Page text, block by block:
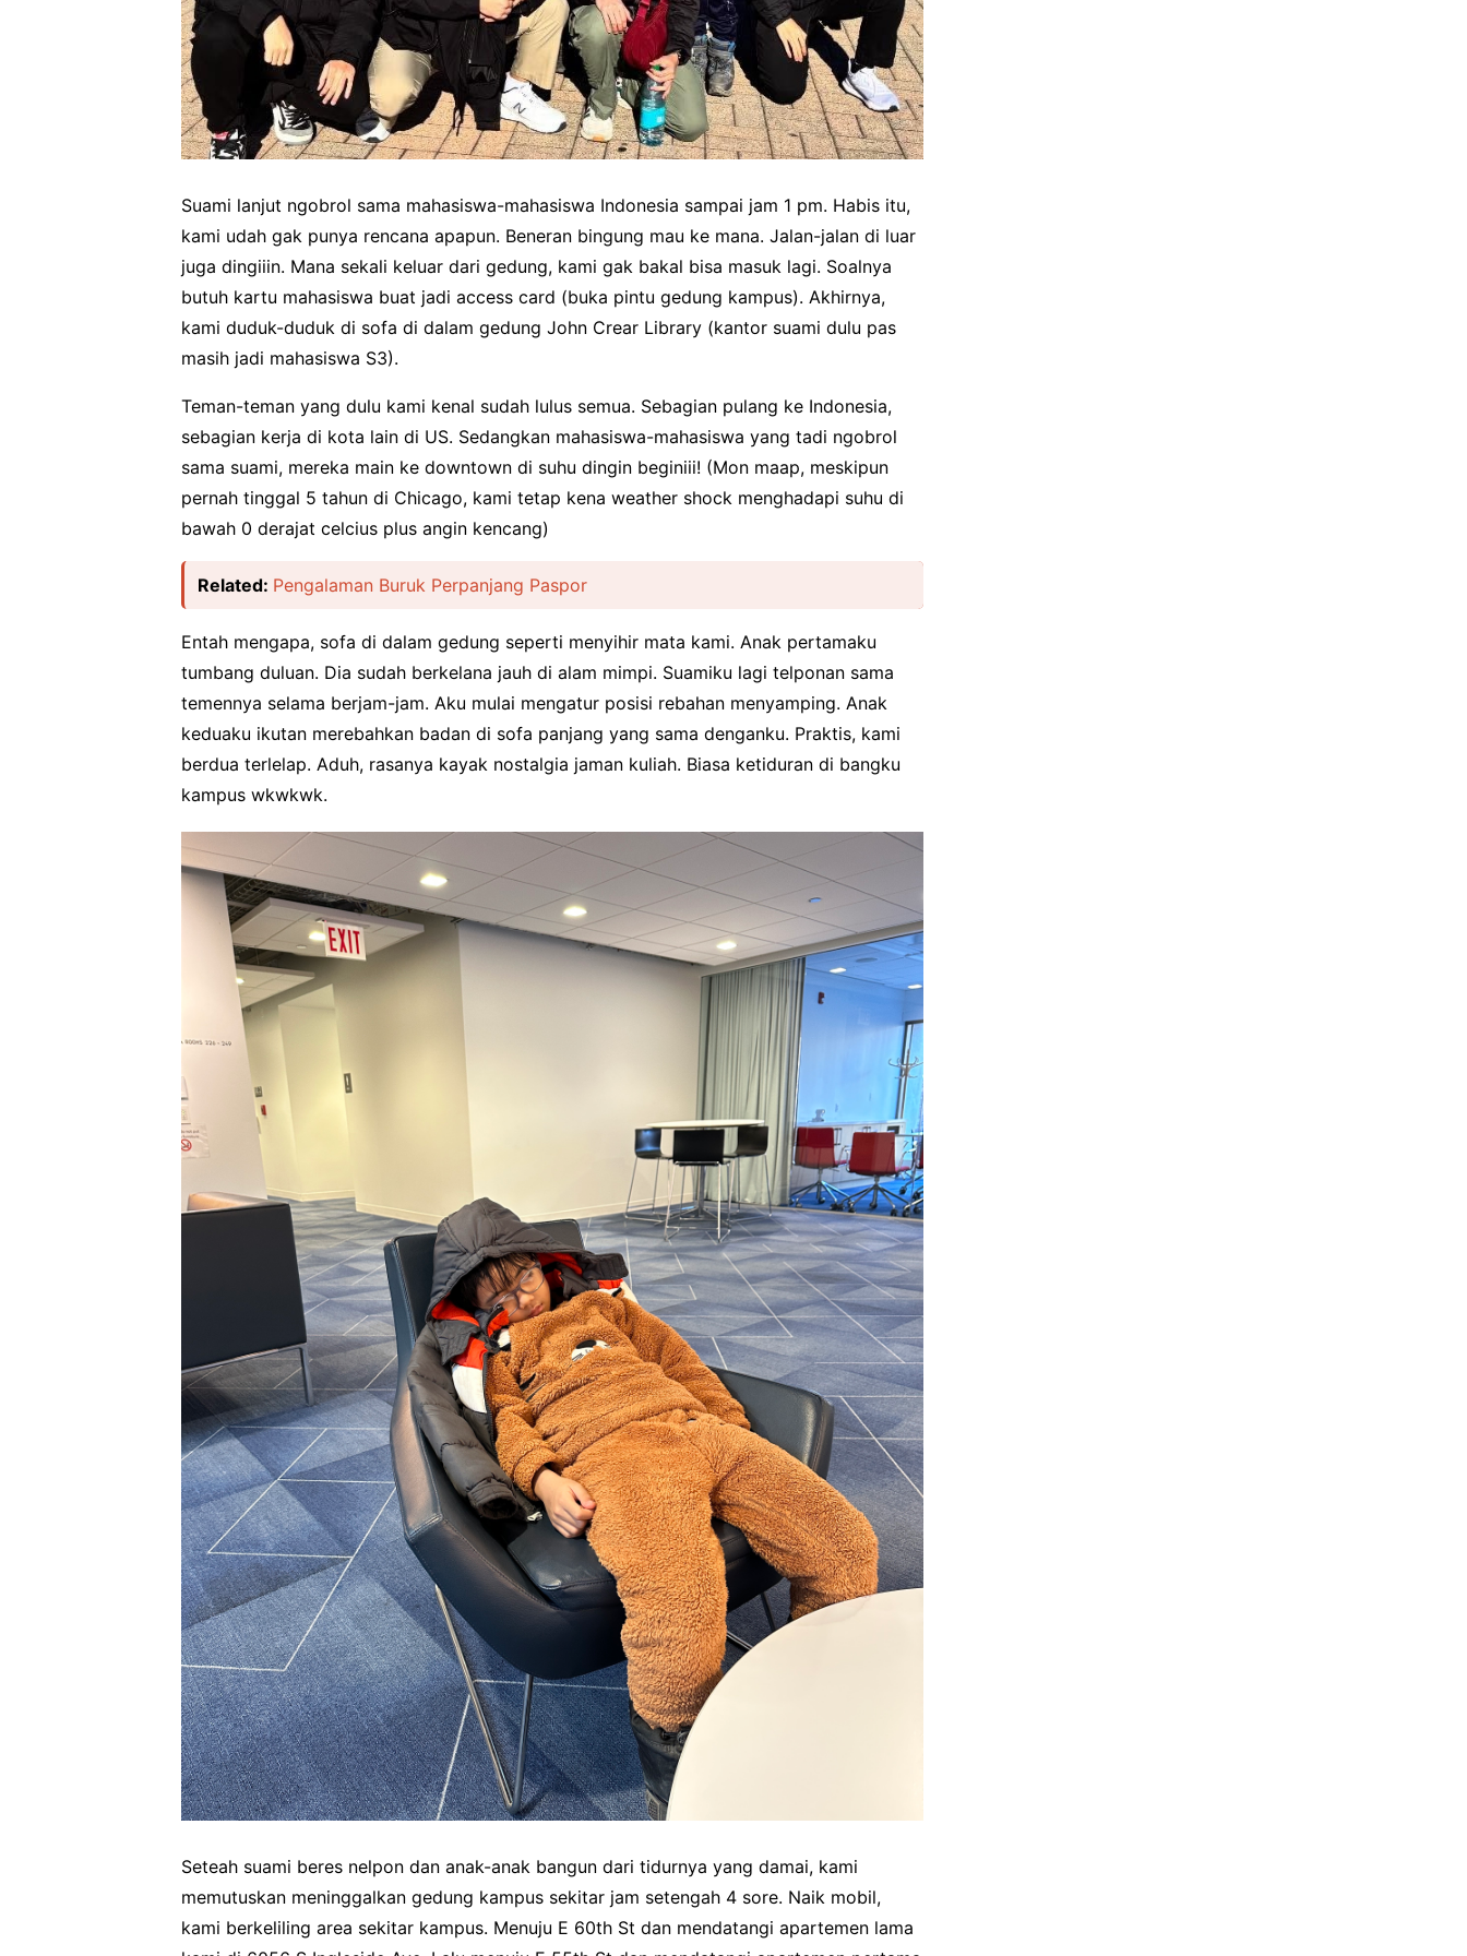
Suami lanjut ngobrol sama mahasiswa-mahasiswa Indonesia sampai jam 1 pm. Habis itu,
kami udah gak punya rencana apapun. Beneran bingung mau ke mana. Jalan-jalan di luar
juga dingiiin. Mana sekali keluar dari gedung, kami gak bakal bisa masuk lagi. Soalnya
butuh kartu mahasiswa buat jadi access card (buka pintu gedung kampus). Akhirnya,
kami duduk-duduk di sofa di dalam gedung John Crear Library (kantor suami dulu pas
masih jadi mahasiswa S3).
Teman-teman yang dulu kami kenal sudah lulus semua. Sebagian pulang ke Indonesia,
sebagian kerja di kota lain di US. Sedangkan mahasiswa-mahasiswa yang tadi ngobrol
sama suami, mereka main ke downtown di suhu dingin beginiii! (Mon maap, meskipun
pernah tinggal 5 tahun di Chicago, kami tetap kena weather shock menghadapi suhu di
bawah 0 derajat celcius plus angin kencang)
Related: Pengalaman Buruk Perpanjang Paspor
Entah mengapa, sofa di dalam gedung seperti menyihir mata kami. Anak pertamaku
tumbang duluan. Dia sudah berkelana jauh di alam mimpi. Suamiku lagi telponan sama
temennya selama berjam-jam. Aku mulai mengatur posisi rebahan menyamping. Anak
keduaku ikutan merebahkan badan di sofa panjang yang sama denganku. Praktis, kami
berdua terlelap. Aduh, rasanya kayak nostalgia jaman kuliah. Biasa ketiduran di bangku
kampus wkwkwk.
Seteah suami beres nelpon dan anak-anak bangun dari tidurnya yang damai, kami
memutuskan meninggalkan gedung kampus sekitar jam setengah 4 sore. Naik mobil,
kami berkeliling area sekitar kampus. Menuju E 60th St dan mendatangi apartemen lama